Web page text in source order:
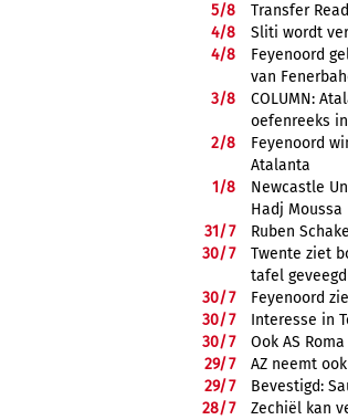
5/8
Transfer
4/8
Sliti wordt
4/8
Feyenoord
van
3/8
COLUMN:
oefenreeks
2/8
Feyenoord
Atalanta
1/8
Newcastle
Hadj Moussa
31/7
Ruben
30/7
Twente ziet
tafel
30/7
Feyenoord
30/7
Interesse in
30/7
Ook AS
29/7
AZ neemt
29/7
Bevestigd:
28/7
Zechiël kan